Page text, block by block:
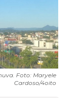
Foto: Maryele
Cardoso/4oito